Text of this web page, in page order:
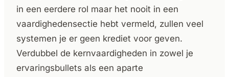
in een eerdere rol maar het nooit in een
vaardighedensectie hebt vermeld, zullen veel
systemen je er geen krediet voor geven.
Verdubbel de kernvaardigheden in zowel je
ervaringsbullets als een aparte